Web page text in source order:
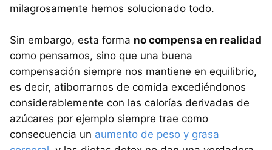
milagrosamente hemos solucionado todo.
Sin embargo, esta forma no compensa en realidad
como pensamos, sino que una buena
compensación siempre nos mantiene en equilibrio,
es decir, atiborrarnos de comida excediéndonos
considerablemente con las calorías derivadas de
azúcares por ejemplo siempre trae como
consecuencia un aumento de peso y grasa